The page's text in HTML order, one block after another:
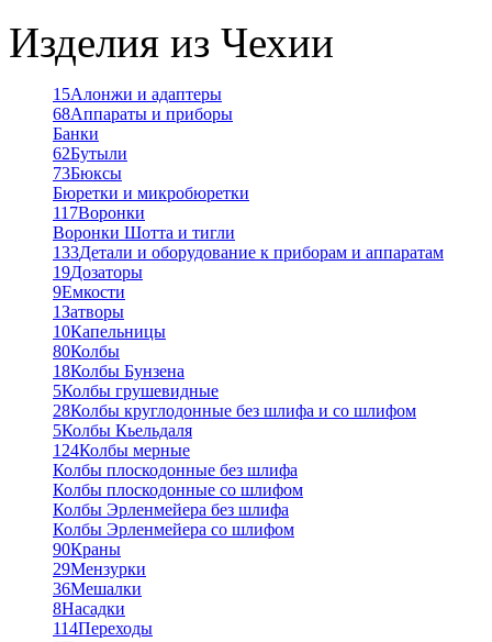
Изделия из Чехии
15Алонжи и адаптеры
68Аппараты и приборы
Банки
62Бутыли
73Бюксы
Бюретки и микробюретки
117Воронки
Воронки Шотта и тигли
133Детали и оборудование к приборам и аппаратам
19Дозаторы
9Емкости
1Затворы
10Капельницы
80Колбы
18Колбы Бунзена
5Колбы грушевидные
28Колбы круглодонные без шлифа и со шлифом
5Колбы Кьельдаля
124Колбы мерные
Колбы плоскодонные без шлифа
Колбы плоскодонные со шлифом
Колбы Эрленмейера без шлифа
Колбы Эрленмейера со шлифом
90Краны
29Мензурки
36Мешалки
8Насадки
114Переходы